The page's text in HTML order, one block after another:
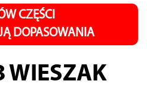
CZĘŚCI
DOPASOWANIA
WIESZAK